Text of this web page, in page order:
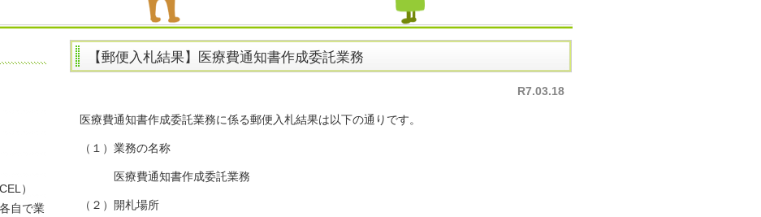
【郵便入札結果】医療費通知書作成委託業務
R7.03.18
医療費通知書作成委託業務に係る郵便入札結果は以下の通りです。
（１）業務の名称
医療費通知書作成委託業務
（２）開札場所
）
自で業